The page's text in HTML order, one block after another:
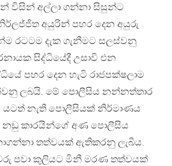
විසින් අල්ලා ගන්නා සිසුන්ට
අයුරින් පහර දෙන අයුරු
රටටම දැක ගැනීමට සලස්වනු
සිද්ධියේදී උසාවි එන
පහර දෙන හැටි රාජපක්ෂලාම
ලබයි. මේ පොලීසිය නන්නත්තාර
නැති පොලීසියක් නිර්මාණය
නඩු කාරයින්ගේ අණ පොලීසිය
තත්වයක් ඇතිකරනු ලැබීය.
පවා කුලියට මිනී මරණ තත්වයක්